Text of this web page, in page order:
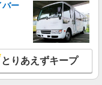
バー
とりあえずキープ